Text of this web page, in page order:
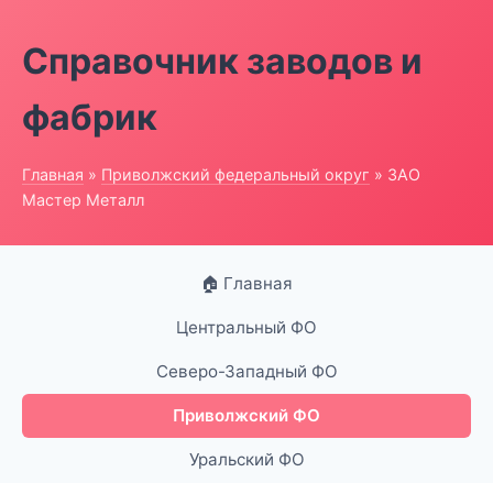
Справочник заводов и
фабрик
Главная » Приволжский федеральный округ » ЗАО
Мастер Металл
🏠 Главная
Центральный ФО
Северо-Западный ФО
Приволжский ФО
Уральский ФО